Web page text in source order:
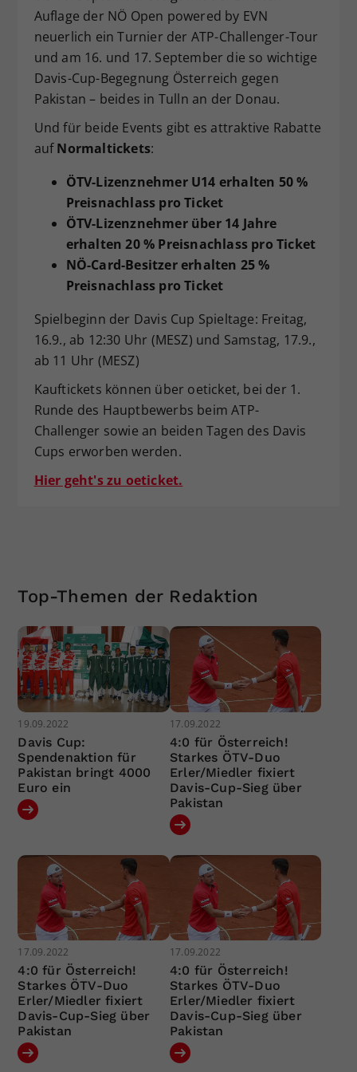
Auflage der NÖ Open powered by EVN
neuerlich ein Turnier der ATP-Challenger-Tour
und am 16. und 17. September die so wichtige
Davis-Cup-Begegnung Österreich gegen
Pakistan – beides in Tulln an der Donau.
Und für beide Events gibt es attraktive Rabatte
aufNormaltickets:
ÖTV-Lizenznehmer U14 erhalten 50 %
Preisnachlass pro Ticket
ÖTV-Lizenznehmer über 14 Jahre
erhalten 20 % Preisnachlass pro Ticket
NÖ-Card-Besitzer erhalten 25 %
Preisnachlass pro Ticket
Spielbeginn der Davis Cup Spieltage: Freitag,
16.9., ab 12:30 Uhr (MESZ) und Samstag, 17.9.,
ab 11 Uhr (MESZ)
Kauftickets können über oeticket, bei der 1.
Runde des Hauptbewerbs beim ATP-
Challenger sowie an beiden Tagen des Davis
Cups erworben werden.
Hier geht's zu oeticket.
Top-Themen der Redaktion
19.09.2022
Davis Cup:
Spendenaktion für
Pakistan bringt 4000
Euro ein
17.09.2022
4:0 für Österreich!
Starkes ÖTV-Duo
Erler/Miedler fixiert
Davis-Cup-Sieg über
Pakistan
17.09.2022
4:0 für Österreich!
Starkes ÖTV-Duo
Erler/Miedler fixiert
Davis-Cup-Sieg über
Pakistan
17.09.2022
4:0 für Österreich!
Starkes ÖTV-Duo
Erler/Miedler fixiert
Davis-Cup-Sieg über
Pakistan
Zweck
Dieser Wert speichert Ihre Consent-
Einstellungen. Unter anderem eine
zufällig generierte ID, für die
historische Speicherung Ihrer
vorgenommen Einstellungen, falls der
Webseiten-Betreiber dies eingestellt
hat.